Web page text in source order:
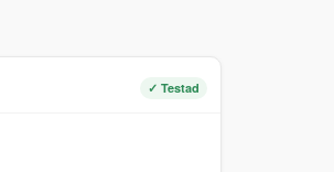
✓ Testad